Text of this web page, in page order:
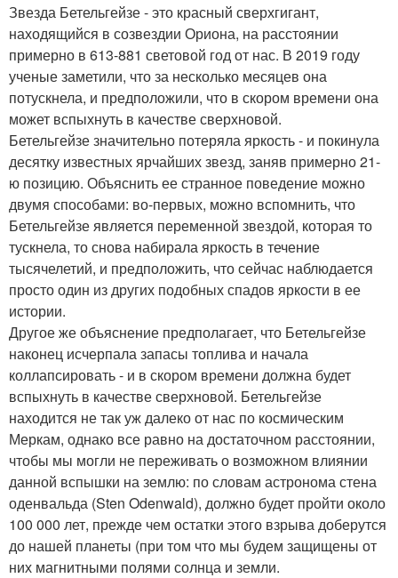
Звезда Бетельгейзе - это красный сверхгигант,
находящийся в созвездии Ориона, на расстоянии
примерно в 613-881 световой год от нас. В 2019 году
ученые заметили, что за несколько месяцев она
потускнела, и предположили, что в скором времени она
может вспыхнуть в качестве сверхновой.
Бетельгейзе значительно потеряла яркость - и покинула
десятку известных ярчайших звезд, заняв примерно 21-
ю позицию. Объяснить ее странное поведение можно
двумя способами: во-первых, можно вспомнить, что
Бетельгейзе является переменной звездой, которая то
тускнела, то снова набирала яркость в течение
тысячелетий, и предположить, что сейчас наблюдается
просто один из других подобных спадов яркости в ее
истории.
Другое же объяснение предполагает, что Бетельгейзе
наконец исчерпала запасы топлива и начала
коллапсировать - и в скором времени должна будет
вспыхнуть в качестве сверхновой. Бетельгейзе
находится не так уж далеко от нас по космическим
Меркам, однако все равно на достаточном расстоянии,
чтобы мы могли не переживать о возможном влиянии
данной вспышки на землю: по словам астронома стена
оденвальда (Sten Odenwald), должно будет пройти около
100 000 лет, прежде чем остатки этого взрыва доберутся
до нашей планеты (при том что мы будем защищены от
них магнитными полями солнца и земли.